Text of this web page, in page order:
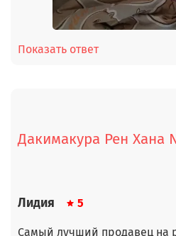
Показать ответ
Дакимакура Рен Хана
Лидия 5
Самый лучший продавец на